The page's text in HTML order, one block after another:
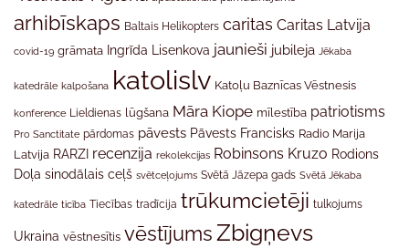
arhibīskaps Baltais Helikopters caritas Caritas Latvija
covid-19 grāmata Ingrīda Lisenkova jaunieši jubileja Jēkaba
katedrāle kalpošana katolislv Katoļu Baznīcas Vēstnesis
konference Lieldienas lūgšana Māra Kiope mīlestība patriotisms
Pro Sanctitate pārdomas pāvests Pāvests Francisks Radio Marija
Latvija RARZI recenzija rekolekcijas Robinsons Kruzo Rodions
Doļa sinodālais ceļš svētceļojums Svētā Jāzepa gads Svētā Jēkaba
katedrāle ticība Tiecības tradīcija trūkumcietēji tulkojums
Ukraina vēstnesītis vēstījumsZbigņevs